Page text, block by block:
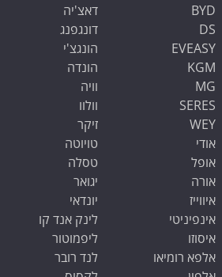
BYD
DS
EVEASY
KGM
MG
SERES
WEY
אודי
אופל
אורה
איווייז
אינפיניטי
איסוזו
אלפא רומיאו
דאצ'יה
דונגפנג
הונגצ'י
הונדה
וויה
וולוו
זיקר
טויוטה
טסלה
יגואר
יונדאי
לינק אנד קו
ליפמוטור
לנד רובר